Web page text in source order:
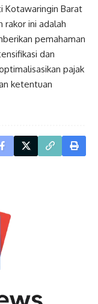
Kotawaringin Barat
rakor ini adalah
pemahaman
dan
pajak
ketentuan